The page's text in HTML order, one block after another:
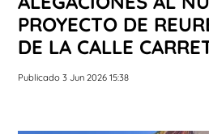
PROYECTO DE
DE LA CALLE
Publicado 3 Jun 2026 15:38